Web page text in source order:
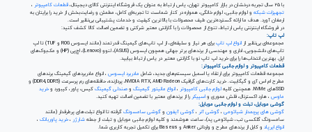
با ۲۵ سال تجربه درخشان در بازار کامپیوتر تهران، یاس ارتباط به عنوان یک فروشگاه اینترنتی کالای دیجیتال، قطعات کامپیوتر
تجهیزات شبکه
و لوازم جانبی، لوازم خانگی، همواره در کنار شماست تا تجربه‌ای کامل، مطمئن و رضایت‌بخش از خرید را برایتان به
ارمغان آورد. هدف ما ارائه گسترده‌ترین طیف محصولات با بالاترین کیفیت و خدمات پشتیبانی بی‌نظیر است.
در فروشگاه اینترنتی یاس ارتباط، تنوع از محصولات را با گارانتی معتبر شرکتی و تضمین اصالت کالا کشف کنید:
لپ تاپ:
مجموعه‌ای بی‌نظیر از انواع لپ تاپ
برای هر نیاز و سلیقه‌ای، از لپ تاپ‌های گیمینگ قدرتمند (مانند ایسوس ROG و TUF) تا لپ
تاپ‌های دانشجویی، اداری و مهندسی از برندهای برتر جهانی همچون ایسوس (ASUS)، لنوو (Lenovo)، اچ‌پی (HP) و مک‌بوک‌های
اپل. بهترین انتخاب‌ها را برای خرید لپ تاپ نو با گارانتی معتبر در یاس ارتباط بیابید.
قطعات کامپیوتر و لوازم جانبی کامپیوتر:
مجموعه قطعات کامپیوتر برای ارتقاء یا اسمبل سیستم‌های جدید، شامل مادربرد ایسوس ، انواع مادربردهای گیمینگ برندهای
مطرح ام اس آی و گیگابیت. خرید کارت‌های گرافیک NVIDIA RTX, AMD Radeon، پردازنده‌، حافظه‌های رم پرسرعت (DDR4, DDR5) و
SSDهای NVMe. همچنین کلیه
لوازم جانبی کامپیوتر انواع مانیتور گیمینگ صندلی گیمینگ
خرید
ماوس
اسپیکر
گوشی موبایل، تبلت و لوازم جانبی موبایل:
گوشی های پرچمدار شیائومی گوشی آنر گوشی آیفون گوشی سامسونگ گرفته تا انواع تبلت‌های پرطرفدار (مانند
سامسونگ گلکسی تب، شیائومی پد)، ساعت هوشمند و کلیه لوازم جانبی موبایل و تبلت از جمله شارژر خرید پاوربانک
انواع ایرپاد